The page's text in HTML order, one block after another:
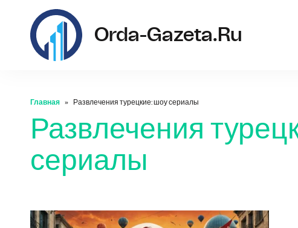
Orda-Gazeta.ru
Главная Развлечения турецкие: шоу сериалы
Развлечения
сериалы